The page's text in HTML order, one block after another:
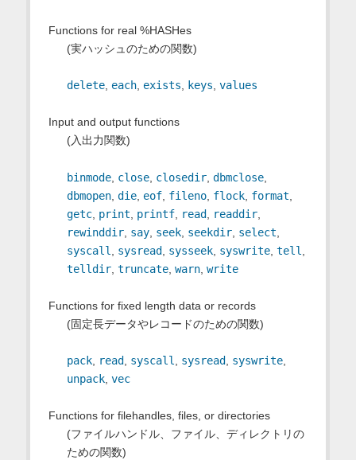
Functions for real %HASHes
(実ハッシュのための関数)
delete, each, exists, keys, values
Input and output functions
(入出力関数)
binmode, close, closedir, dbmclose,
dbmopen, die, eof, fileno, flock, format
getc, print printf, read, readdir,
rewinddir, say, seek, seekdir, select
syscall
sysread, sysseek, syswrite, tell
telldir, truncate, warn, write
Functions for fixed length data or records
(固定長データやレコードのための関数)
pack, read, syscall sysread, syswrite,
unpack, vec
Functions for filehandles, files, or directories
(ファイルハンドル、ファイル、ディレクトリの
ための関数)